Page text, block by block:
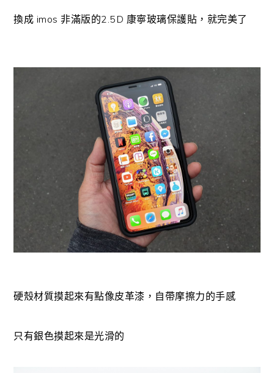
換成 imos 非滿版的2.5D 康寧玻璃保護貼，就完美了
硬殼材質摸起來有點像皮革漆，自帶摩擦力的手感
只有銀色摸起來是光滑的